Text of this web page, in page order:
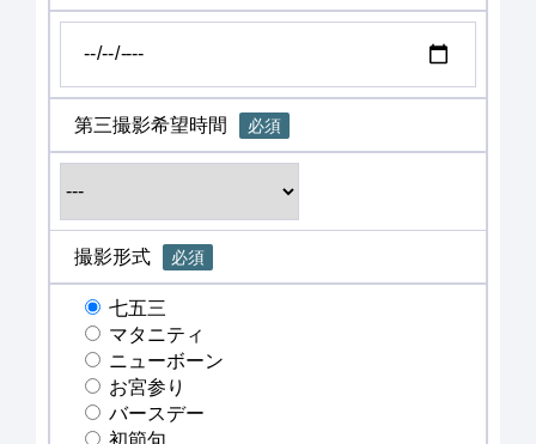
第三撮影希望時間 必須
撮影形式 必須
七五三
マタニティ
ニューボーン
お宮参り
バースデー
初節句